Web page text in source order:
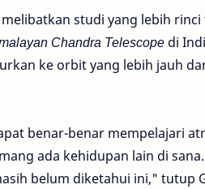
studi yang lebih
Chandra Telescope di
ke orbit yang lebih jauh
benar-benar mempelajari
ada kehidupan lain di
belum diketahui ini," tutup